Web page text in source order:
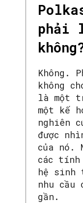
phải
Không.
không
là một
một kế
nghiên
được
của nó.
các tính
hệ sinh
nhu
gần.